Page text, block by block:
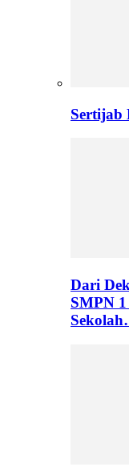
Sertijab
Dari
SMPN